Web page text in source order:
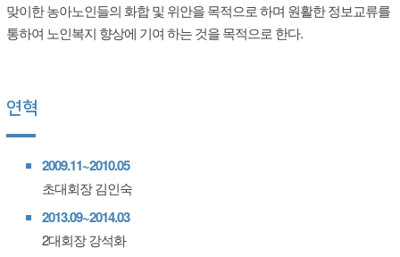
맞이한 농아노인들의 화합 및 위안을 목적으로 하며 원활한 정보교류를
통하여 노인복지 향상에 기여 하는 것을 목적으로 한다.
연혁
2009.11~2010.05
초대회장 김인숙
2013.09~2014.03
2대회장 강석화